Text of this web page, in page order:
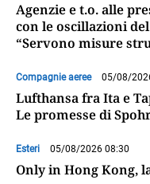
Agenzie e t.o. alle
con le oscillazioni
“Servono misure
Compagnie aeree 05/08/
Lufthansa fra Ita e
Le promesse di
Esteri 05/08/2026 08:30
Only in Hong Kong,